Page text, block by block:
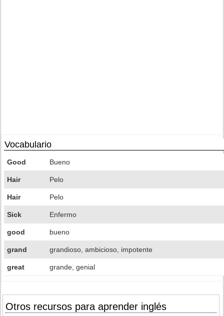
Vocabulario
Good Bueno
Hair Pelo
Hair Pelo
Sick Enfermo
good bueno
grand grandioso, ambicioso, impotente
great grande, genial
Otros recursos para aprender inglés